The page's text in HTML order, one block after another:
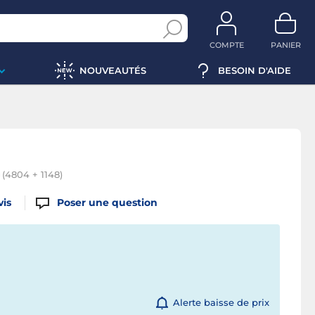
COMPTE PANIER
NOUVEAUTÉS BESOIN D'AIDE
+ 1148)
Poser une question
Alerte baisse de prix